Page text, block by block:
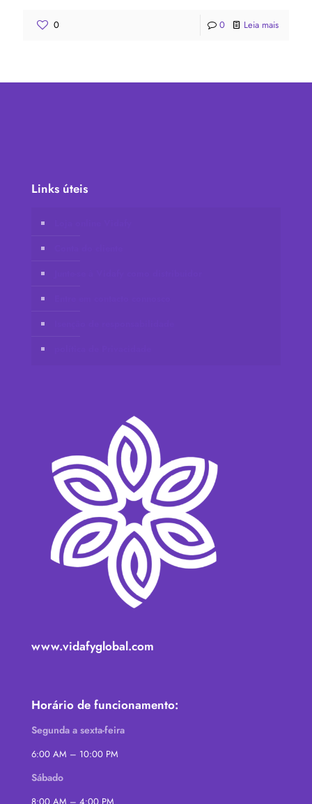
0 0 Leia mais
Links úteis
www.vidafyglobal.com
Horário de funcionamento:
Segunda a sexta-feira
6:00 AM – 10:00 PM
Sábado